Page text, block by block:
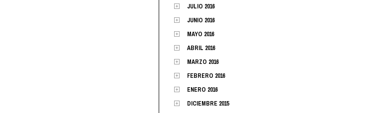
JULIO 2016
JUNIO 2016
MAYO 2016
ABRIL 2016
MARZO 2016
FEBRERO 2016
ENERO 2016
DICIEMBRE 2015